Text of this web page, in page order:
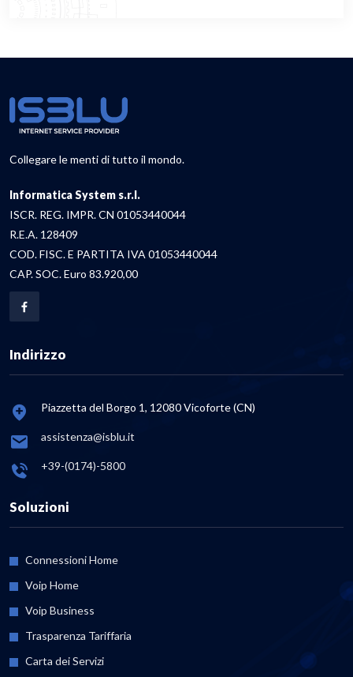
Collegare le menti di tutto il mondo.
Informatica System s.r.l.
ISCR. REG. IMPR. CN 01053440044
R.E.A. 128409
COD. FISC. E PARTITA IVA 01053440044
CAP. SOC. Euro 83.920,00
Indirizzo
Piazzetta del Borgo 1, 12080 Vicoforte (CN)
assistenza@isblu.it
+39-(0174)-5800
Soluzioni
Connessioni Home
Voip Home
Voip Business
Trasparenza Tariffaria
Carta dei Servizi